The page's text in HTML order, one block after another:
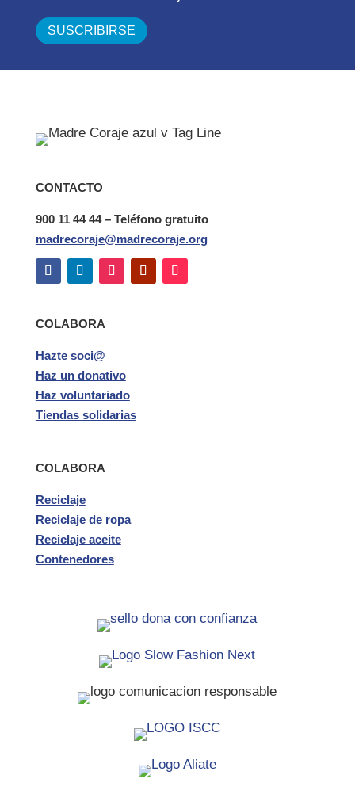
CONTACTO
900 11 44 44 – Teléfono gratuito
madrecoraje@madrecoraje.org
COLABORA
Hazte soci@
Haz un donativo
Haz voluntariado
Tiendas solidarias
COLABORA
Reciclaje
Reciclaje de ropa
Reciclaje aceite
Contenedores